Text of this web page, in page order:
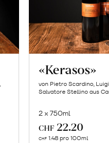
«Kerasos»
von Pietro Scardino,
Salvatore Stellino aus
2 x 750ml
CHF 22.20
CHF 1.48 pro 100ml